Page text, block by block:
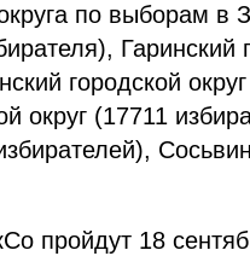
по выборам в
Гаринский
городской
округ (17711
пройдут 18